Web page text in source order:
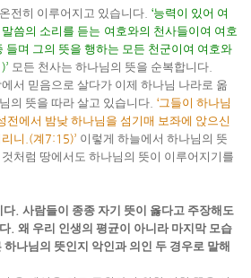
전히 이루어지고 있습니다 ‘능력이 있어 여
씀의 소리를 듣는 여호와의 천사들이여 여호
들며 그의 뜻을 행하는 모든 천군이여 여호와
모든 천사는 하나님의 뜻을 순복합니다
서 믿음으로 살다가 이제 하나님 나라로 옮
의 뜻을 따라 살고 있습니다 ‘그들이 하나님
전에서 밤낮 하나님을 섬기매 보좌에 앉으신
니 .(계 7:15)’ 이렇게 하늘에서 하나님의 뜻
처럼 땅에서도 하나님의 뜻이 이루어지기를
다. 사람들이 종종 자기 뜻이 옳다고 주장해도
. 왜 우리 인생의 평균이 아니라 마지막 모습
나님의 뜻인지 악인과 의인 두 경우로 말해